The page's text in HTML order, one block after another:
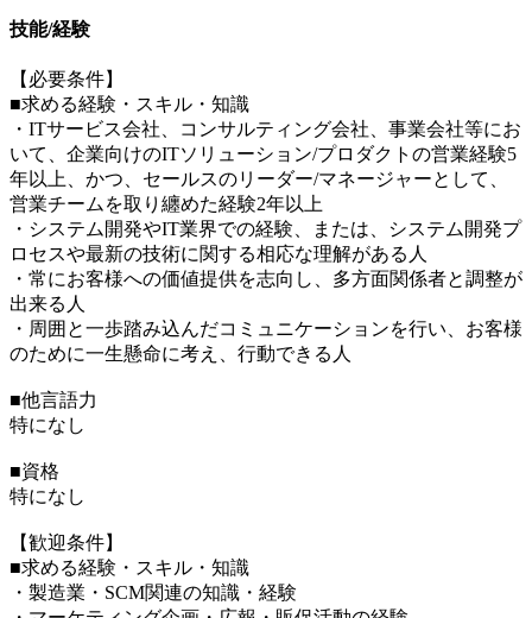
技能/経験
【必要条件】
■求める経験・スキル・知識
・ITサービス会社、コンサルティング会社、事業会社等にお
いて、企業向けのITソリューション/プロダクトの営業経験5
年以上、かつ、セールスのリーダー/マネージャーとして、
営業チームを取り纏めた経験2年以上
・システム開発やIT業界での経験、または、システム開発プ
ロセスや最新の技術に関する相応な理解がある人
・常にお客様への価値提供を志向し、多方面関係者と調整が
出来る人
・周囲と一歩踏み込んだコミュニケーションを行い、お客様
のために一生懸命に考え、行動できる人
■他言語力
特になし
■資格
特になし
【歓迎条件】
■求める経験・スキル・知識
・製造業・SCM関連の知識・経験